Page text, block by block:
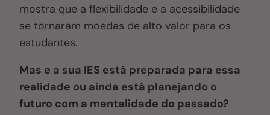
mostra que a flexibilidade e a acessibilidade
se tornaram moedas de alto valor para os
estudantes.
Mas e a sua IES está preparada para essa
realidade ou ainda está planejando o
futuro com a mentalidade do passado?